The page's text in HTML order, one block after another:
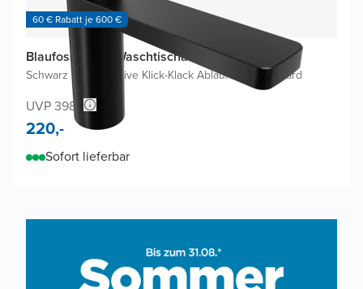
60 € Rabatt je 600 €
Blaufoss Sonic Waschtischarmatur
Schwarz Matt Inklusive Klick-Klack Ablaufventil Standard
UVP 398,-
220,-
Sofort lieferbar